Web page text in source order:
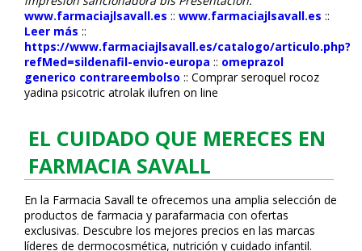
www.farmaciajlsavall.es :: www.farmaciajlsavall.es ::
Leer más ::
https://www.farmaciajlsavall.es/catalogo/articulo.php?
refMed=sildenafil-envio-europa :: omeprazol
generico contrareembolso :: Comprar seroquel rocoz
yadina psicotric atrolak ilufren on line
EL CUIDADO QUE MERECES EN
FARMACIA SAVALL
En la Farmacia Savall te ofrecemos una amplia selección de
productos de farmacia y parafarmacia con ofertas
exclusivas. Descubre los mejores precios en las marcas
líderes de dermocosmética, nutrición y cuidado infantil.